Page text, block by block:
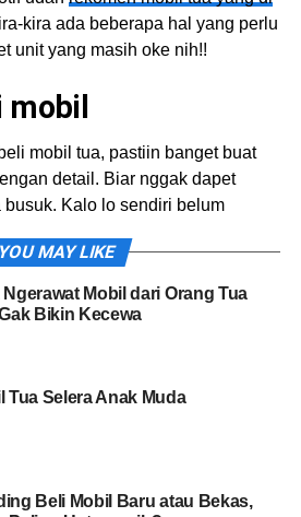
kira ada beberapa hal yang perlu
unit yang masih oke nih!!
mobil tua, pastiin banget buat
detail. Biar nggak dapet
Kalo lo sendiri belum
yang udah pengalaman. Cek
mesin, kaki-kaki, sampe sela-sela
mobil yang pernah kena
ngaruh banget sama kondisi
juga nggak beli mobil yang udah
rugi harus benerin terus.
mau beli mobil tua buat cek
YOU MAY LIKE
Ngerawat Mobil dari Orang Tua
Bikin Kecewa
Tua Selera Anak Muda
Beli Mobil Baru atau Bekas,